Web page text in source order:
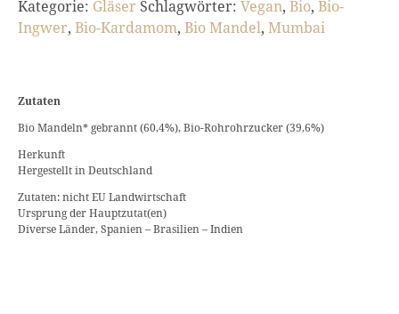
Kategorie: Gläser Schlagwörter: Vegan, Bio, Bio-
Ingwer, Bio-Kardamom, Bio Mandel, Mumbai
Zutaten
Bio Mandeln* gebrannt (60,4%), Bio-Rohrohrzucker (39,6%)
Herkunft
Hergestellt in Deutschland
Zutaten: nicht EU Landwirtschaft
Ursprung der Hauptzutat(en)
Diverse Länder, Spanien – Brasilien – Indien